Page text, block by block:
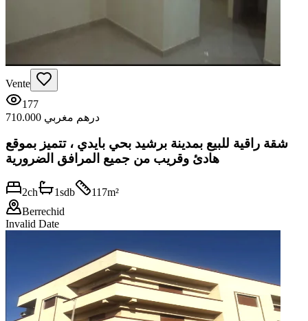
Vente
177
710.000 درهم مغربي
شقة راقية للبيع بمدينة برشيد بحي بايدي ، تتميز بموقع
هادئ وقريب من جميع المرافق الضرورية
2ch 1sdb 117m²
Berrechid
Invalid Date